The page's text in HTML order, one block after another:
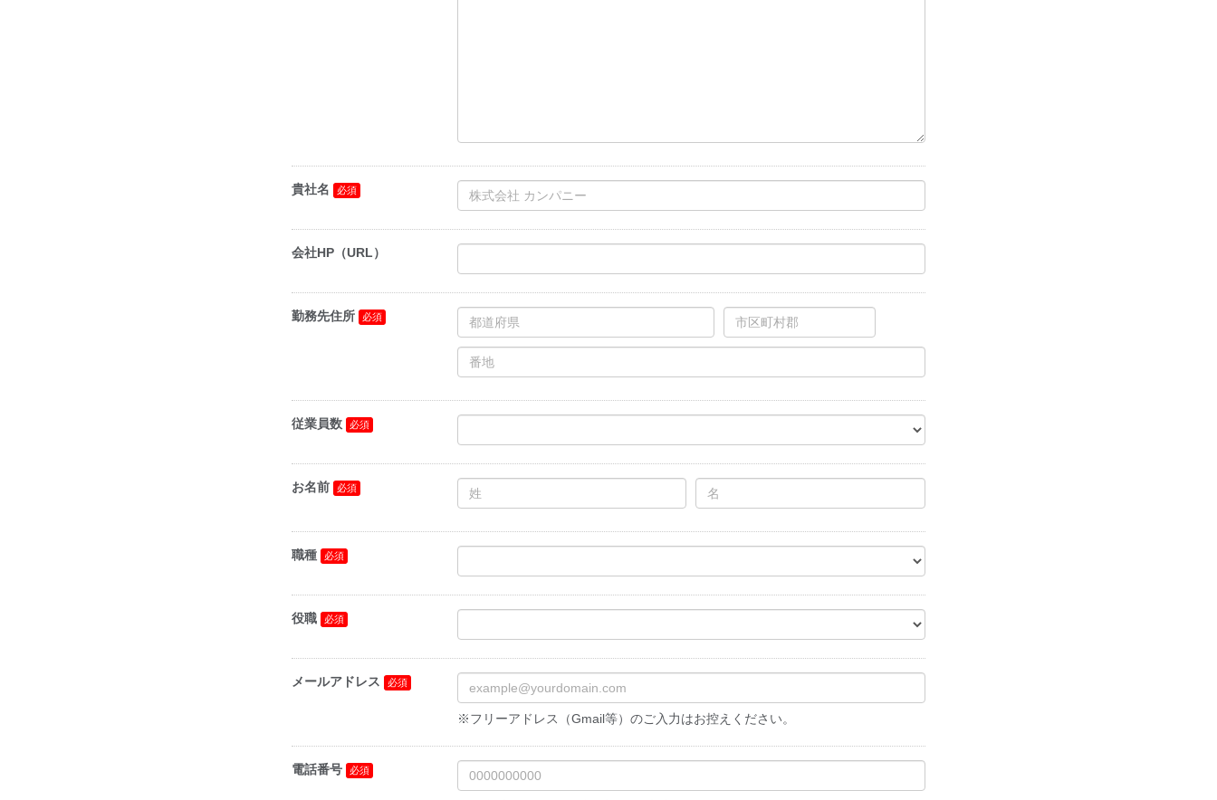
貴社名
会社HP（URL）
勤務先住所
従業員数
お名前
職種
役職
メールアドレス
※フリーアドレス（Gmail等）のご入力はお控えください。
電話番号